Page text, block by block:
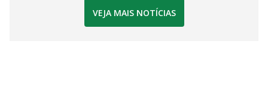
VEJA MAIS NOTÍCIAS